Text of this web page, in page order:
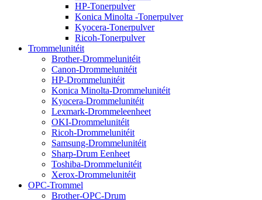
HP-Tonerpulver
Konica Minolta -Tonerpulver
Kyocera-Tonerpulver
Ricoh-Tonerpulver
Trommelunitéit
Brother-Drommelunitéit
Canon-Drommelunitéit
HP-Drommelunitéit
Konica Minolta-Drommelunitéit
Kyocera-Drommelunitéit
Lexmark-Drommeleenheet
OKI-Drommelunitéit
Ricoh-Drommelunitéit
Samsung-Drommelunitéit
Sharp-Drum Eenheet
Toshiba-Drommelunitéit
Xerox-Drommelunitéit
OPC-Trommel
Brother-OPC-Drum